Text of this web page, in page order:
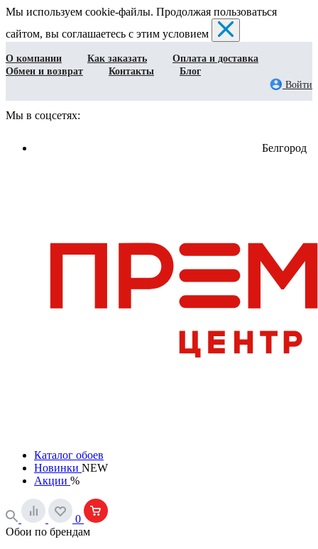
Мы используем cookie-файлы. Продолжая пользоваться
сайтом, вы соглашаетесь с этим условием
О компании Как заказать
Оплата и доставка
Обмен и возврат
Контакты
Блог
Войти
Мы в соцсетях:
Белгород
Каталог обоев
Новинки NEW
Акции %
0
Обои по брендам